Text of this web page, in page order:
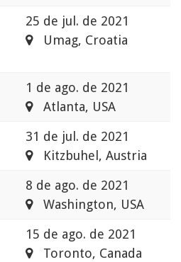
25 de jul. de 2021
Umag, Croatia
1 de ago. de 2021
Atlanta, USA
31 de jul. de 2021
Kitzbuhel, Austria
8 de ago. de 2021
Washington, USA
15 de ago. de 2021
Toronto, Canada